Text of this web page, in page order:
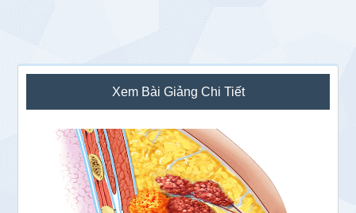
Sidebar
chính
Xem Bài Giảng Chi Tiết